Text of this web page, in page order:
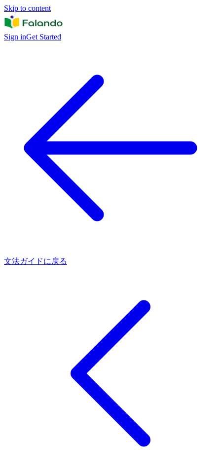
Skip to content
Sign inGet Started
文法ガイドに戻る